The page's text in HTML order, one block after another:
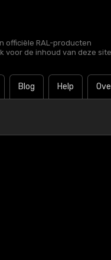
officiële RAL-producten
voor de inhoud van deze
Blog Help